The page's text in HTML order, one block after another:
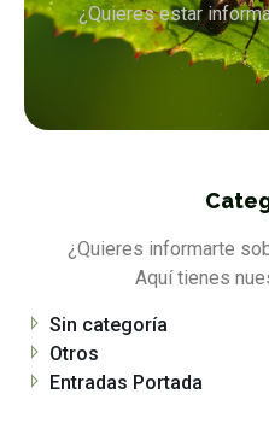
¿Quieres estar
¿Quieres informarte
Aquí tienes
Sin categoría
Otros
Entradas Portada